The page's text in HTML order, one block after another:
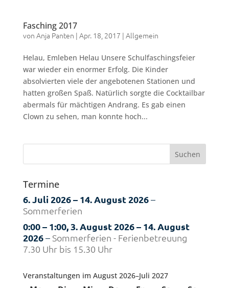
Fasching 2017
von Anja Panten | Apr. 18, 2017 | Allgemein
Helau, Emleben Helau Unsere Schulfaschingsfeier
war wieder ein enormer Erfolg. Die Kinder
absolvierten viele der angebotenen Stationen und
hatten großen Spaß. Natürlich sorgte die Cocktailbar
abermals für mächtigen Andrang. Es gab einen
Clown zu sehen, man konnte hoch...
Termine
6. Juli 2026– 14. August 2026–
Sommerferien
0:00– 1:00,3. August 2026– 14. August
2026– Sommerferien - Ferienbetreuung
7.30 Uhr bis 15.30 Uhr
Veranstaltungen im August 2026–Juli 2027